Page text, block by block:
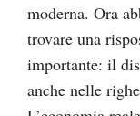
moderna. Ora
trovare una
importante: il
anche nelle